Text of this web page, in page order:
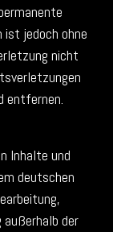
jedoch ohne
nicht
entfernen.
Inhalte und
deutschen
außerhalb der